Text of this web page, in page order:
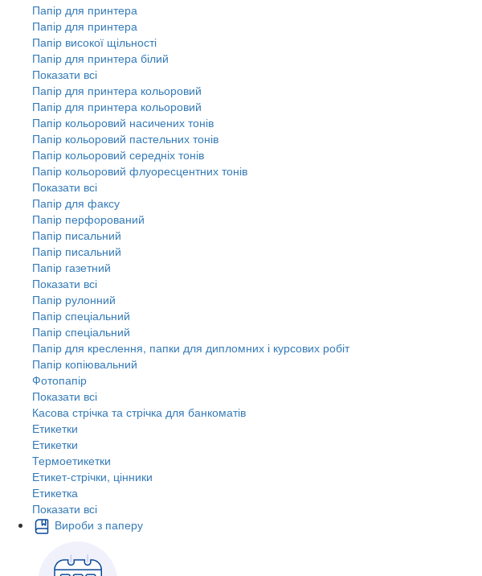
Папір для принтера
Папір для принтера
Папір високої щільності
Папір для принтера білий
Показати всі
Папір для принтера кольоровий
Папір для принтера кольоровий
Папір кольоровий насичених тонів
Папір кольоровий пастельних тонів
Папір кольоровий середніх тонів
Папір кольоровий флуоресцентних тонів
Показати всі
Папір для факсу
Папір перфорований
Папір писальний
Папір писальний
Папір газетний
Показати всі
Папір рулонний
Папір спеціальний
Папір спеціальний
Папір для креслення, папки для дипломних і курсових робіт
Папір копіювальний
Фотопапір
Показати всі
Касова стрічка та стрічка для банкоматів
Етикетки
Етикетки
Термоетикетки
Етикет-стрічки, цінники
Етикетка
Показати всі
Вироби з паперу